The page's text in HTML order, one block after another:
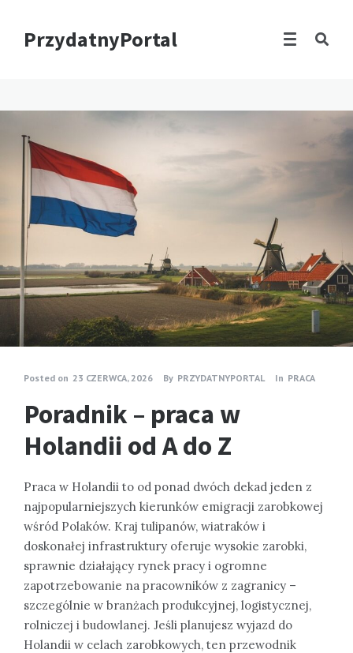
PrzydatnyPortal
Posted on 23 CZERWCA, 2026 By PRZYDATNYPORTAL In PRACA
Poradnik – praca w
Holandii od A do Z
Praca w Holandii to od ponad dwóch dekad jeden z
najpopularniejszych kierunków emigracji zarobkowej
wśród Polaków. Kraj tulipanów, wiatraków i
doskonałej infrastruktury oferuje wysokie zarobki,
sprawnie działający rynek pracy i ogromne
zapotrzebowanie na pracowników z zagranicy –
szczególnie w branżach produkcyjnej, logistycznej,
rolniczej i budowlanej. Jeśli planujesz wyjazd do
Holandii w celach zarobkowych, ten przewodnik